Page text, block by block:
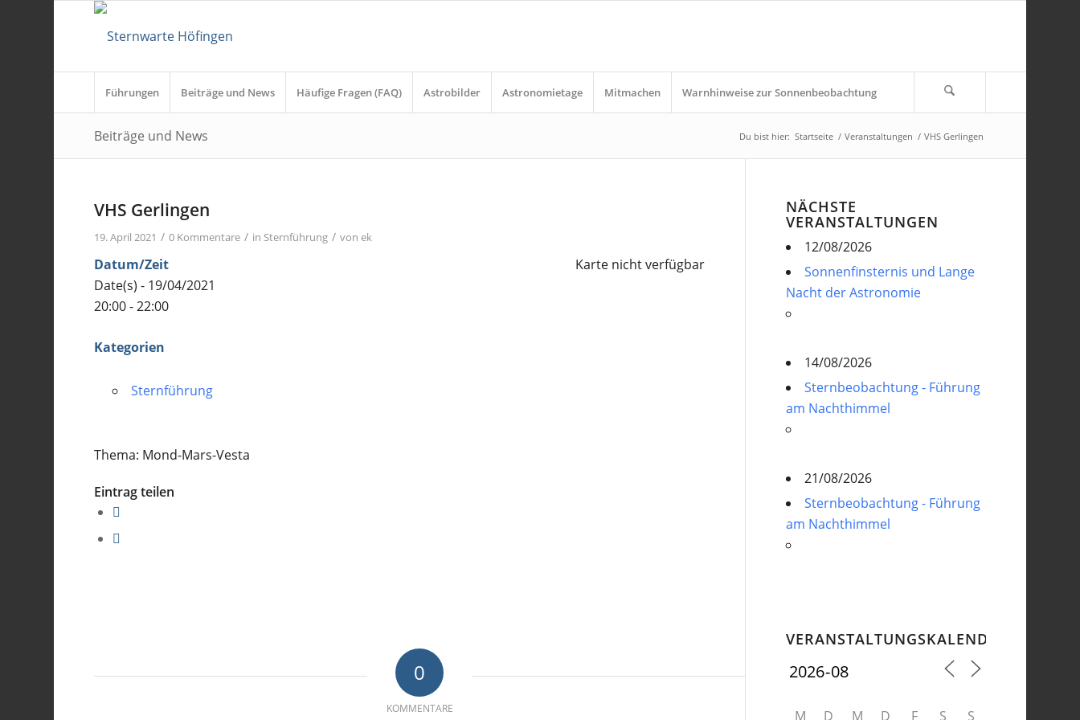
Führungen Beiträge und News Häufige Fragen (FAQ) Astrobilder Astronomietage Mitmachen Warnhinweise zur Sonnenbeobachtung
Beiträge und News Du bist hier: Startseite / Veranstaltungen / VHS Gerlingen
VHS Gerlingen
19. April 2021 / 0 Kommentare / in Sternführung / vonek
Karte nicht verfügbar
Datum/Zeit
Date(s) - 19/04/2021
20:00 - 22:00
Kategorien
Sternführung
Thema: Mond-Mars-Vesta
Eintrag teilen
0
KOMMENTARE
NÄCHSTE
VERANSTALTUNGEN
12/08/2026
Sonnenfinsternis und Lange
Nacht der Astronomie
14/08/2026
Sternbeobachtung - Führung
am Nachthimmel
21/08/2026
Sternbeobachtung - Führung
am Nachthimmel
VERANSTALTUNGSKALENDER
M D M D F S S